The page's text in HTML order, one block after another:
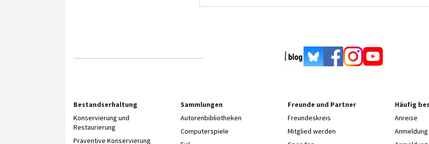
Bestandserhaltung
Konservierung und
Restaurierung
Präventive Konservierung
Sammlungen
Autorenbibliotheken
Computerspiele
Freunde und Partner
Freundeskreis
Mitglied werden
Häufig
Anreise